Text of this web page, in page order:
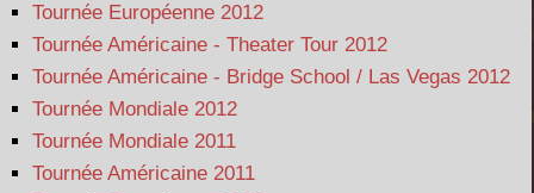
Tournée Européenne 2012
Tournée Américaine - Theater Tour 2012
Tournée Américaine - Bridge School / Las Vegas 2012
Tournée Mondiale 2012
Tournée Mondiale 2011
Tournée Américaine 2011